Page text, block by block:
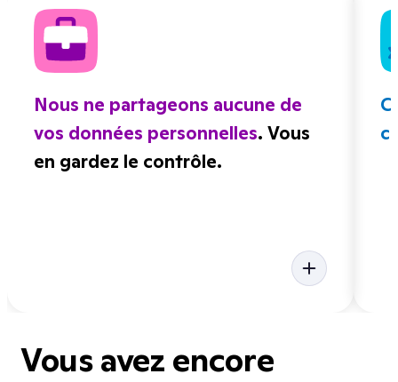
Nous ne partageons aucune de
vos données personnelles. Vous
en gardez le contrôle.
Vous avez encore